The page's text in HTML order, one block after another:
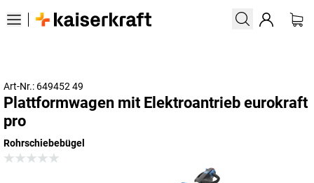
Art-Nr.: 649452 49
Plattformwagen mit Elektroantrieb eurokraft
pro
Rohrschiebebügel